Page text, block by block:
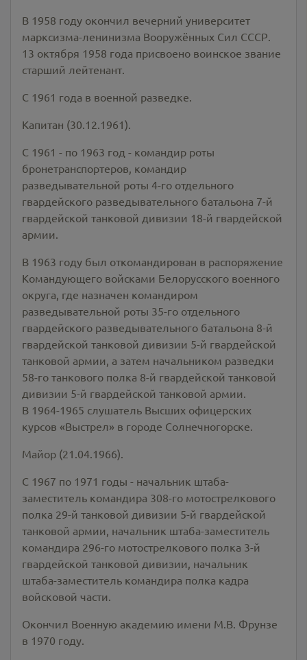
В 1958 году окончил вечерний университет
марксизма-ленинизма Вооружённых Сил СССР.
13 октября 1958 года присвоено воинское звание
старший лейтенант.
С 1961 года в военной разведке.
Капитан (30.12.1961).
С 1961 - по 1963 год - командир роты
бронетранспортеров, командир
разведывательной роты 4-го отдельного
гвардейского разведывательного батальона 7-й
гвардейской танковой дивизии 18-й гвардейской
армии.
В 1963 году был откомандирован в распоряжение
Командующего войсками Белорусского военного
округа, где назначен командиром
разведывательной роты 35-го отдельного
гвардейского разведывательного батальона 8-й
гвардейской танковой дивизии 5-й гвардейской
танковой армии, а затем начальником разведки
58-го танкового полка 8-й гвардейской танковой
дивизии 5-й гвардейской танковой армии.
В 1964-1965 слушатель Высших офицерских
курсов «Выстрел» в городе Солнечногорске.
Майор (21.04.1966).
С 1967 по 1971 годы - начальник штаба-
заместитель командира 308-го мотострелкового
полка 29-й танковой дивизии 5-й гвардейской
танковой армии, начальник штаба-заместитель
командира 296-го мотострелкового полка 3-й
гвардейской танковой дивизии, начальник
штаба-заместитель командира полка кадра
войсковой части.
Окончил Военную академию имени М.В. Фрунзе
в 1970 году.